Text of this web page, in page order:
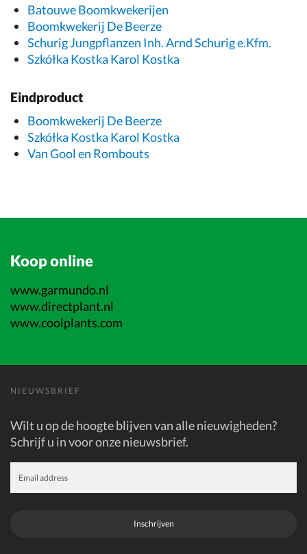
Batouwe Boomkwekerijen
Boomkwekerij De Beerze
Schurig Jungpflanzen Inh. Arnd Schurig e.Kfm.
Szkółka Kostka Karol Kostka
Eindproduct
Boomkwekerij De Beerze
Szkółka Kostka Karol Kostka
Van Gool en Rombouts
Koop online
www.garmundo.nl
www.directplant.nl
www.coolplants.com
NIEUWSBRIEF
Wilt u op de hoogte blijven van alle nieuwigheden?
Schrijf u in voor onze nieuwsbrief.
Inschrijven